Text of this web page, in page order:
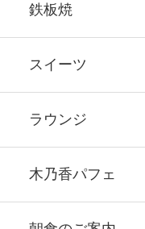
鉄板焼
スイーツ
ラウンジ
木乃香パフェ